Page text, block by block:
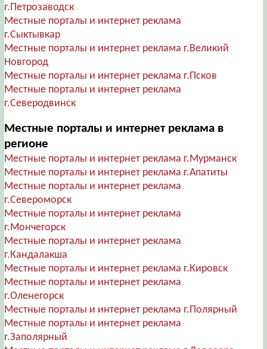
г.Петрозаводск
Местные порталы и интернет реклама
г.Сыктывкар
Местные порталы и интернет реклама г.Великий
Новгород
Местные порталы и интернет реклама г.Псков
Местные порталы и интернет реклама
г.Северодвинск
Местные порталы и интернет реклама в
регионе
Местные порталы и интернет реклама г.Мурманск
Местные порталы и интернет реклама г.Апатиты
Местные порталы и интернет реклама
г.Североморск
Местные порталы и интернет реклама
г.Мончегорск
Местные порталы и интернет реклама
г.Кандалакша
Местные порталы и интернет реклама г.Кировск
Местные порталы и интернет реклама
г.Оленегорск
Местные порталы и интернет реклама г.Полярный
Местные порталы и интернет реклама
г.Заполярный